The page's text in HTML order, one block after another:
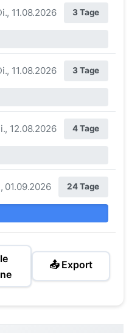
11.08.2026 3 Tage
11.08.2026 3 Tage
12.08.2026 4 Tage
01.09.2026 24 Tage
📤 Export